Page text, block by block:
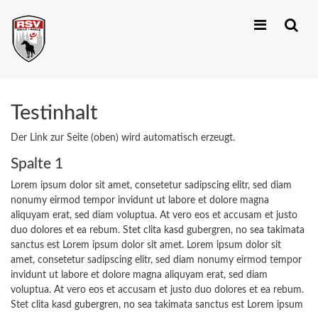
Zum
Download
Testinhalt
Der Link zur Seite (oben) wird automatisch erzeugt.
Spalte 1
Lorem ipsum dolor sit amet, consetetur sadipscing elitr, sed diam
nonumy eirmod tempor invidunt ut labore et dolore magna
aliquyam erat, sed diam voluptua. At vero eos et accusam et justo
duo dolores et ea rebum. Stet clita kasd gubergren, no sea takimata
sanctus est Lorem ipsum dolor sit amet. Lorem ipsum dolor sit
amet, consetetur sadipscing elitr, sed diam nonumy eirmod tempor
invidunt ut labore et dolore magna aliquyam erat, sed diam
voluptua. At vero eos et accusam et justo duo dolores et ea rebum.
Stet clita kasd gubergren, no sea takimata sanctus est Lorem ipsum